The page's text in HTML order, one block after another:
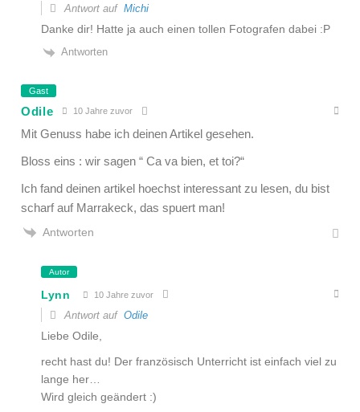
Antwort auf Michi
Danke dir! Hatte ja auch einen tollen Fotografen dabei :P
Antworten
Gast
Odile 10 Jahre zuvor
Mit Genuss habe ich deinen Artikel gesehen.
Bloss eins : wir sagen “ Ca va bien, et toi?“
Ich fand deinen artikel hoechst interessant zu lesen, du bist
scharf auf Marrakeck, das spuert man!
Antworten
Autor
Lynn 10 Jahre zuvor
Antwort auf Odile
Liebe Odile,
recht hast du! Der französisch Unterricht ist einfach viel zu
lange her…
Wird gleich geändert :)